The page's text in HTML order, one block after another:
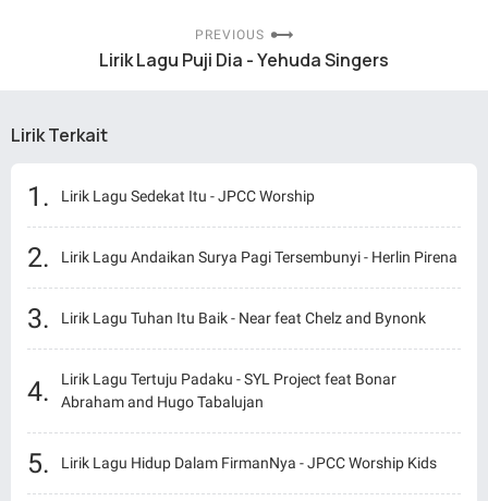
PREVIOUS
Lirik Lagu Puji Dia - Yehuda Singers
Lirik Terkait
Lirik Lagu Sedekat Itu - JPCC Worship
Lirik Lagu Andaikan Surya Pagi Tersembunyi - Herlin Pirena
Lirik Lagu Tuhan Itu Baik - Near feat Chelz and Bynonk
Lirik Lagu Tertuju Padaku - SYL Project feat Bonar
Abraham and Hugo Tabalujan
Lirik Lagu Hidup Dalam FirmanNya - JPCC Worship Kids